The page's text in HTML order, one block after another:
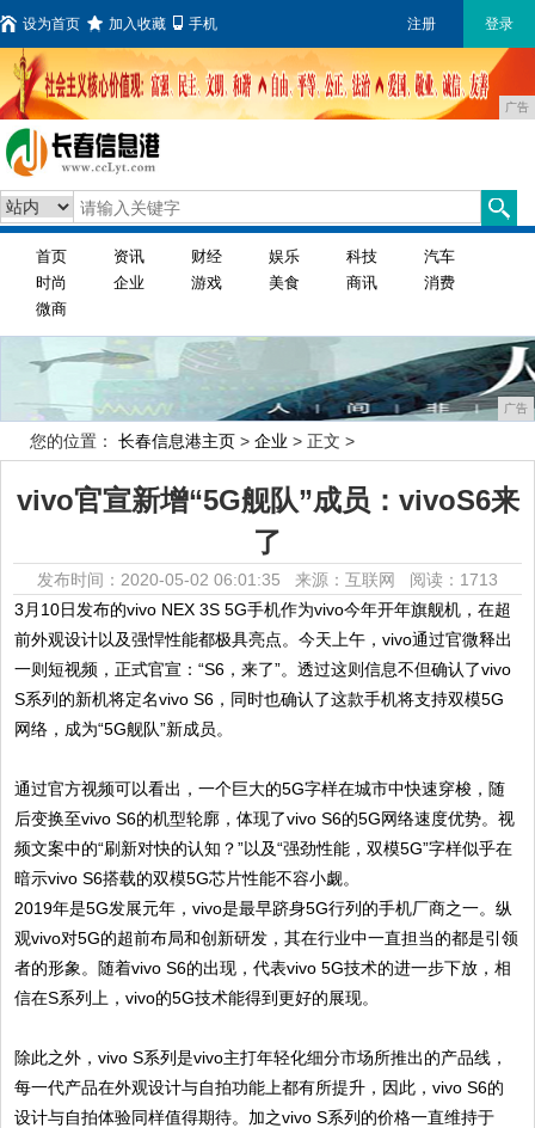
设为首页 加入收藏 手机 注册 登录
广告
首页 资讯 财经 娱乐 科技
汽车
时尚
企业 游戏 美食 商讯
消费
微商
广告
您的位置： 长春信息港主页 > 企业 > 正文 >
vivo官宣新增“5G舰队”成员：vivoS6来
了
发布时间：2020-05-02 06:01:35 来源：互联网 阅读：1713
3月10日发布的vivo NEX 3S 5G手机作为vivo今年开年旗舰机，在超
前外观设计以及强悍性能都极具亮点。今天上午，vivo通过官微释出
一则短视频，正式官宣：“S6，来了”。透过这则信息不但确认了vivo
S系列的新机将定名vivo S6，同时也确认了这款手机将支持双模5G
网络，成为“5G舰队”新成员。
通过官方视频可以看出，一个巨大的5G字样在城市中快速穿梭，随
后变换至vivo S6的机型轮廓，体现了vivo S6的5G网络速度优势。视
频文案中的“刷新对快的认知？”以及“强劲性能，双模5G”字样似乎在
暗示vivo S6搭载的双模5G芯片性能不容小觑。
2019年是5G发展元年，vivo是最早跻身5G行列的手机厂商之一。纵
观vivo对5G的超前布局和创新研发，其在行业中一直担当的都是引领
者的形象。随着vivo S6的出现，代表vivo 5G技术的进一步下放，相
信在S系列上，vivo的5G技术能得到更好的展现。
除此之外，vivo S系列是vivo主打年轻化细分市场所推出的产品线，
每一代产品在外观设计与自拍功能上都有所提升，因此，vivo S6的
设计与自拍体验同样值得期待。加之vivo S系列的价格一直维持于